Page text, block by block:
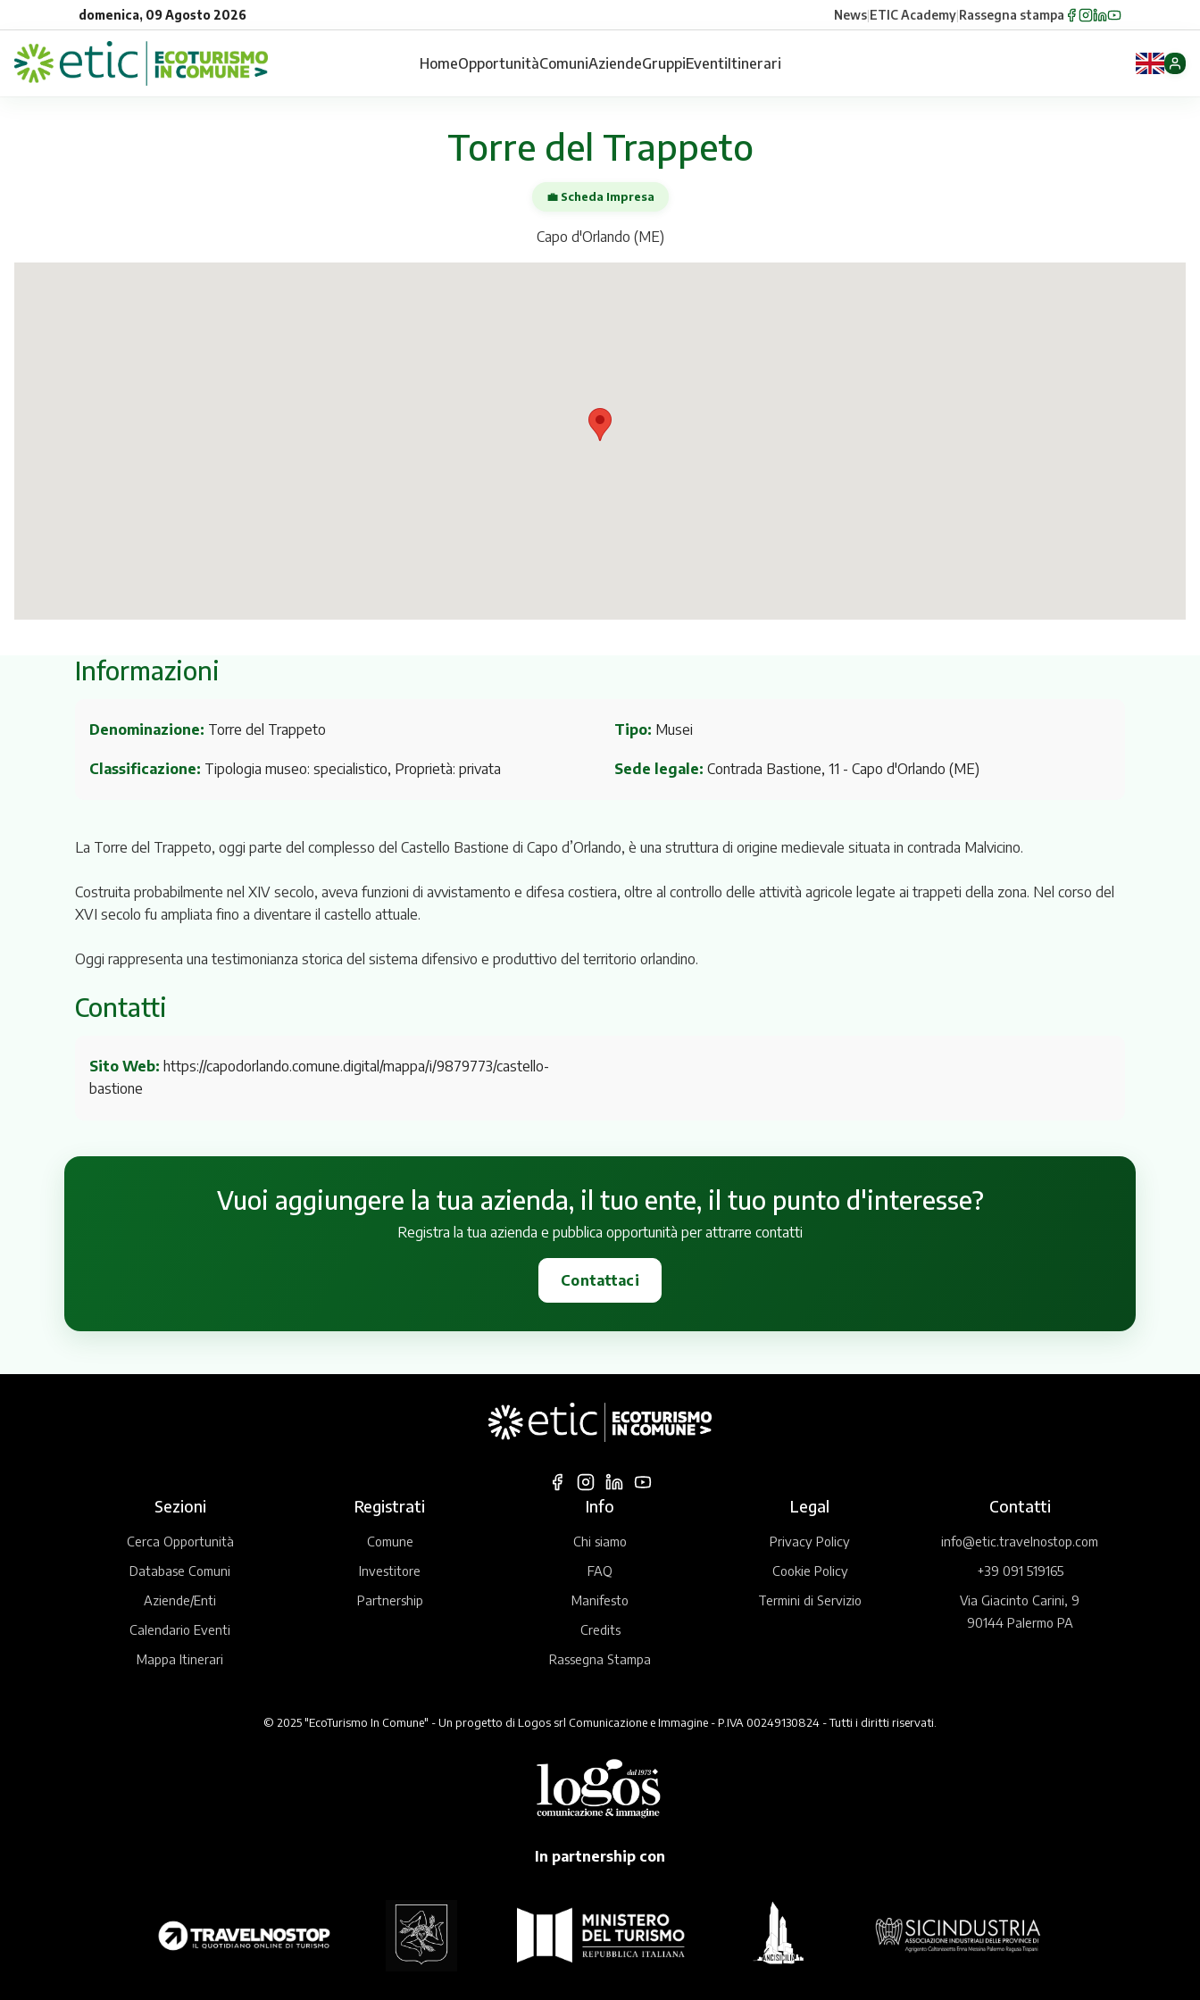
domenica, 09 Agosto 2026 News|ETIC Academy|Rassegna stampa
HomeOpportunitàComuniAziendeGruppiEventiItinerari
Torre del Trappeto
💼 Scheda Impresa
Capo d'Orlando (ME)
Informazioni
Denominazione: Torre del Trappeto Tipo: Musei
Classificazione: Tipologia museo: specialistico, Proprietà: privata Sede legale: Contrada Bastione, 11 - Capo d'Orlando (ME)
La Torre del Trappeto, oggi parte del complesso del Castello Bastione di Capo d’Orlando, è una struttura di origine medievale situata in contrada Malvicino.
Costruita probabilmente nel XIV secolo, aveva funzioni di avvistamento e difesa costiera, oltre al controllo delle attività agricole legate ai trappeti della zona. Nel corso del
XVI secolo fu ampliata fino a diventare il castello attuale.
Oggi rappresenta una testimonianza storica del sistema difensivo e produttivo del territorio orlandino.
Contatti
Sito Web: https://capodorlando.comune.digital/mappa/i/9879773/castello-
bastione
Vuoi aggiungere la tua azienda, il tuo ente, il tuo punto d'interesse?
Registra la tua azienda e pubblica opportunità per attrarre contatti
Contattaci
Sezioni
Cerca Opportunità
Database Comuni
Aziende/Enti
Calendario Eventi
Mappa Itinerari
Registrati
Comune
Investitore
Partnership
Info
Chi siamo
FAQ
Manifesto
Credits
Rassegna Stampa
Legal
Privacy Policy
Cookie Policy
Termini di Servizio
Contatti
info@etic.travelnostop.com
+39 091 519165
Via Giacinto Carini, 9
90144 Palermo PA
© 2025 "EcoTurismo In Comune" - Un progetto di Logos srl Comunicazione e Immagine - P.IVA 00249130824 - Tutti i diritti riservati.
In partnership con